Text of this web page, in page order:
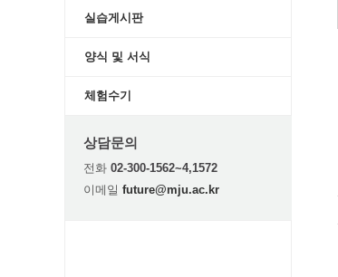
실습게시판
양식 및 서식
체험수기
상담문의
전화 02-300-1562~4,1572
이메일 future@mju.ac.kr